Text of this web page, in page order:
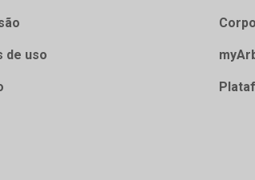
de uso